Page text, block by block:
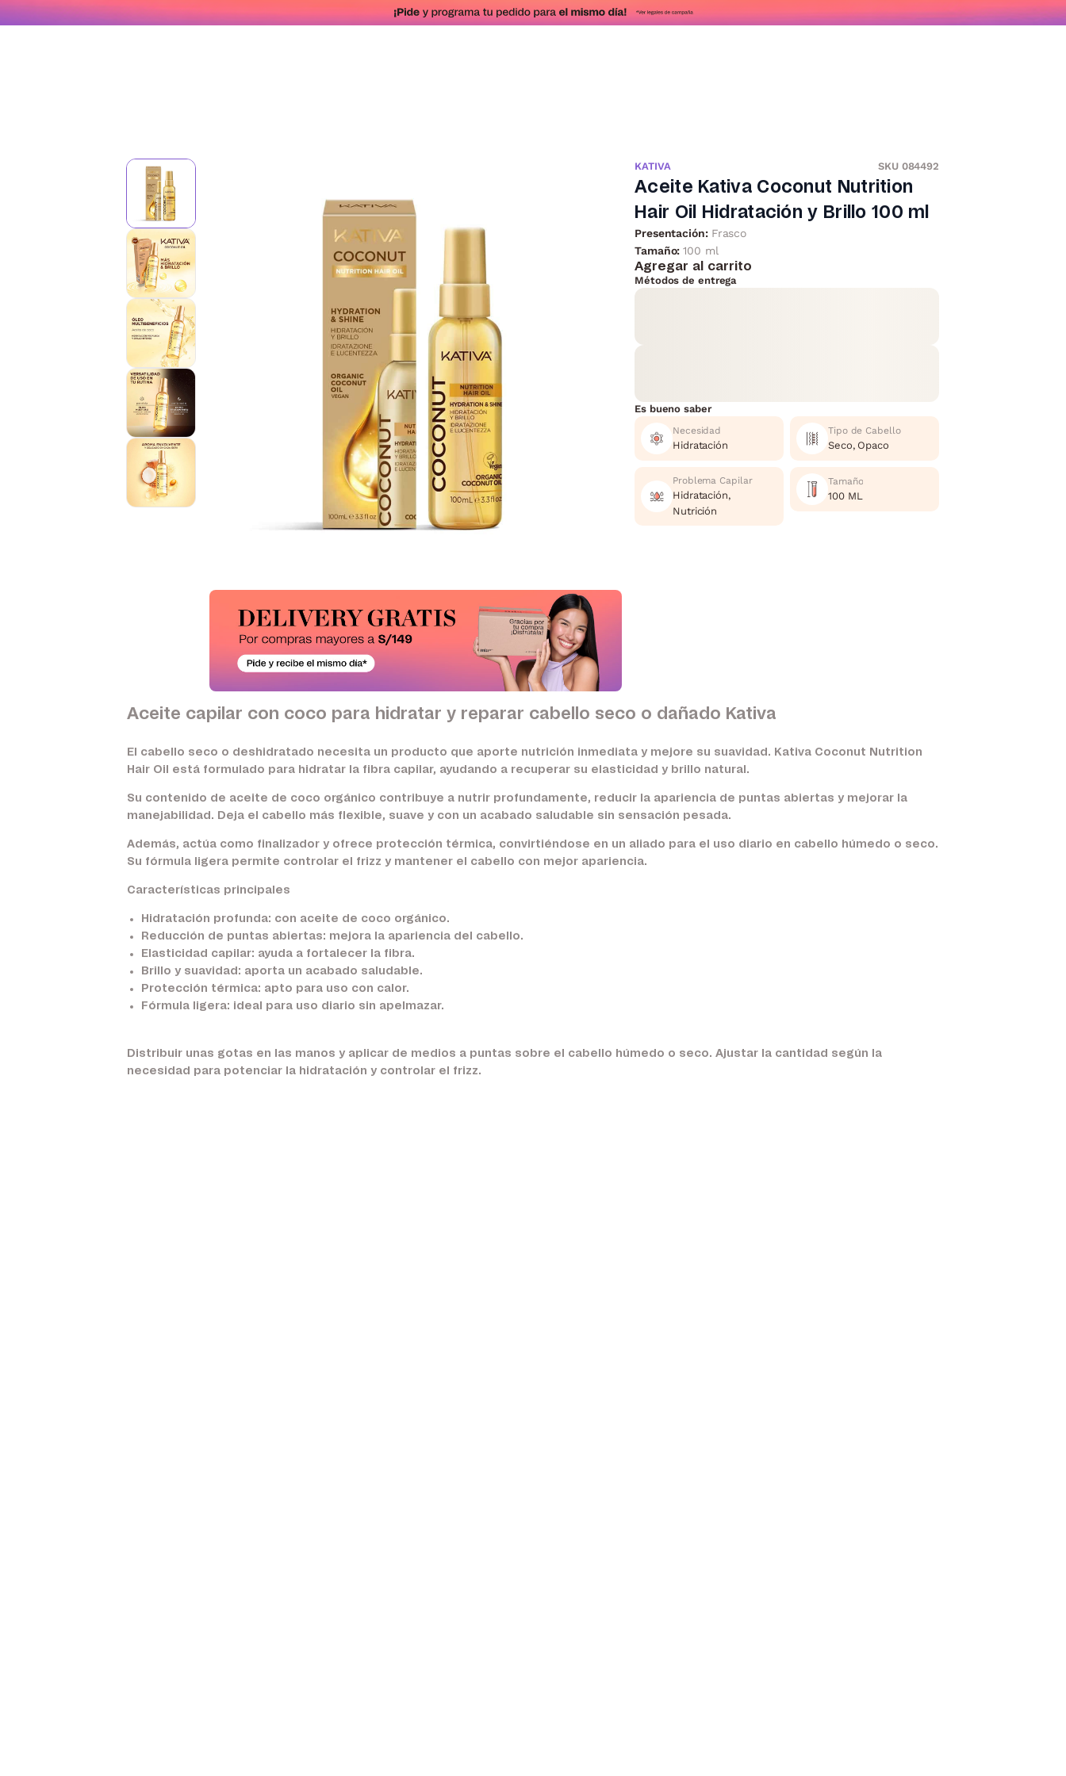
KATIVA SKU 084492
Aceite Kativa Coconut Nutrition
Hair Oil Hidratación y Brillo 100 ml
Presentación: Frasco
Tamaño:100 ml
Agregar al carrito
Métodos de entrega
Es bueno saber
Necesidad
Hidratación
Tipo de Cabello
Seco, Opaco
Problema Capilar
Hidratación,
Nutrición
Tamaño
100 ML
Aceite capilar con coco para hidratar y reparar cabello seco o dañado Kativa
El cabello seco o deshidratado necesita un producto que aporte nutrición inmediata y mejore su suavidad. Kativa Coconut Nutrition
Hair Oil está formulado para hidratar la fibra capilar, ayudando a recuperar su elasticidad y brillo natural.
Su contenido de aceite de coco orgánico contribuye a nutrir profundamente, reducir la apariencia de puntas abiertas y mejorar la
manejabilidad. Deja el cabello más flexible, suave y con un acabado saludable sin sensación pesada.
Además, actúa como finalizador y ofrece protección térmica, convirtiéndose en un aliado para el uso diario en cabello húmedo o seco.
Su fórmula ligera permite controlar el frizz y mantener el cabello con mejor apariencia.
Características principales
Hidratación profunda: con aceite de coco orgánico.
Reducción de puntas abiertas: mejora la apariencia del cabello.
Elasticidad capilar: ayuda a fortalecer la fibra.
Brillo y suavidad: aporta un acabado saludable.
Protección térmica: apto para uso con calor.
Fórmula ligera: ideal para uso diario sin apelmazar.
Distribuir unas gotas en las manos y aplicar de medios a puntas sobre el cabello húmedo o seco. Ajustar la cantidad según la
necesidad para potenciar la hidratación y controlar el frizz.